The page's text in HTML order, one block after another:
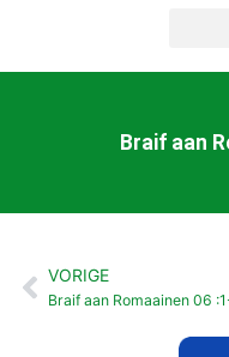
Braif aan
Vorige
VORIGE
Braif aan Romaainen 06